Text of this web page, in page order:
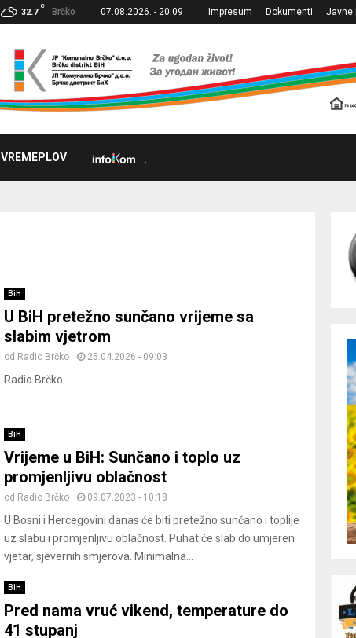
32.7
C
Brčko 07.08.2026. - 20:09 Impresum Dokumenti Javne
VREMEPLOV
BiH
U BiH pretežno sunčano vrijeme sa
slabim vjetrom
od Radio Brčko 25.04.2026 - 09:03
Radio Brčko...
BiH
Vrijeme u BiH: Sunčano i toplo uz
promjenljivu oblačnost
od Radio Brčko 09.07.2023 - 10:18
U Bosni i Hercegovini danas će biti pretežno sunčano i toplije
uz slabu i promjenljivu oblačnost. Puhat će slab do umjeren
vjetar, sjevernih smjerova. Minimalna...
BiH
Pred nama vruć vikend, temperature do
41 stupanj